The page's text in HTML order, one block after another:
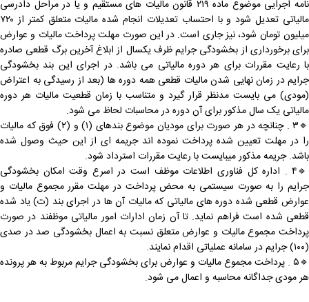
نامه اجرایی موضوع ماده ۲۱۹ قانون مالیات های مستقیم و یا در مراحل دادرسی
مالیاتی تعدیل شود و با احتساب تعدیلات انجام شده مالیات متعلق کمتر از ۷۲۰
میلیون تومان شود، نیز جاری است. در این صورت مهلت پرداخت مالیات و عوارض
برای برخورداری از بخشودگی جرایم ظرف یکسال از ابلاغ آخرین برگ قطعی صادره
با رعایت مقررات برای هر دوره مالیاتی می باشد. در اجرای این بند بخشودگی
جرایم در زمان نهایی شدن مالیات قطعی همه دوره ها (بعد از رسیدگی به اعتراض
(مودی) می بایست مدنظر قرار گیرد و متناسب با زمان قطعیت مالیات هر دوره
مالیاتی یک سال مذکور برای آن دوره در محاسبات لحاظ می شود.
🔹۳ . چنانچه در هر صورت برای مودیان موضوع بندهای (۱) و (۲) فوق که مالیات
را در مهلت تعیین شده پرداخت نموده اند جریمه ای از این حیث وصول شده
باشد. جریمه مذکور میبایست با رعایت مقررات استرداد شود.
🔹۴ . اداره کل فناوری اطلاعات موظف است در اسرع وقت امکان بخشودگی
جرایم را به صورت سیستمی به محض پرداخت در مهلت مقرر مجموع مالیات و
عوارض قطعی شده دوره های مالیاتی که مالیات آن ها در اجرای بند (ت) یاد شده
قطعی شده است فراهم نماید. تا آن زمان ادارات امور مالیاتی موظفند در صورت
پرداخت مجموع مالیات و عوارض متعلق نسبت به اعمال بخشودگی صد در صدی
(۱۰۰) جرایم در سامانه عملیاتی اقدام نمایند.
🔹۵ . پرداخت مجموع مالیات و عوارض برای بخشودگی جرایم مربوط به هر پرونده
هر مودی جداگانه محاسبه و اعمال می شود.